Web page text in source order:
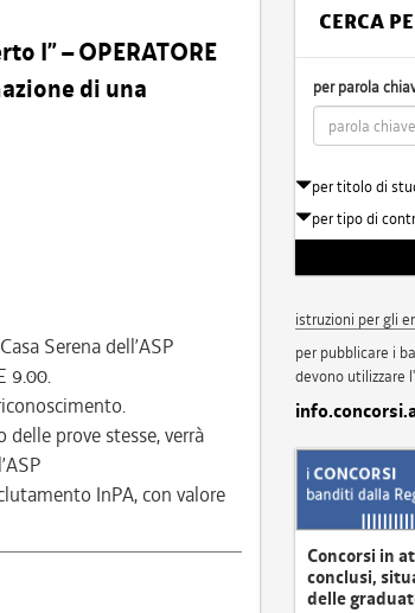
I” – OPERATORE
di una
Serena dell’ASP
9.00.
prove stesse, verrà
InPA, con valore
CERCA
per parola
per titolo di
per tipo di
istruzioni per gli
per pubblicare i
devono utilizzare
Concorsi in
conclusi,
delle